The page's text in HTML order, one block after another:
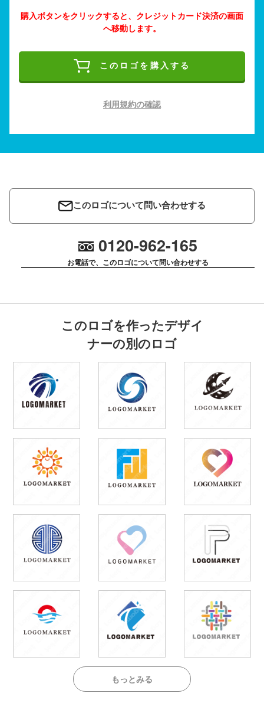
購入ボタンをクリックすると、クレジットカード決済の画面
へ移動します。
このロゴを購入する
利用規約の確認
このロゴについて問い合わせする
0120-962-165
お電話で、このロゴについて問い合わせする
このロゴを作ったデザイ
ナーの別のロゴ
もっとみる